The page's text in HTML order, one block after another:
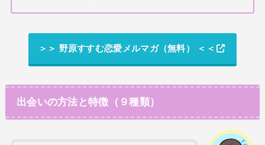
＞＞ 野原すすむ恋愛メルマガ（無料） ＜＜
出会いの方法と特徴（９種類）